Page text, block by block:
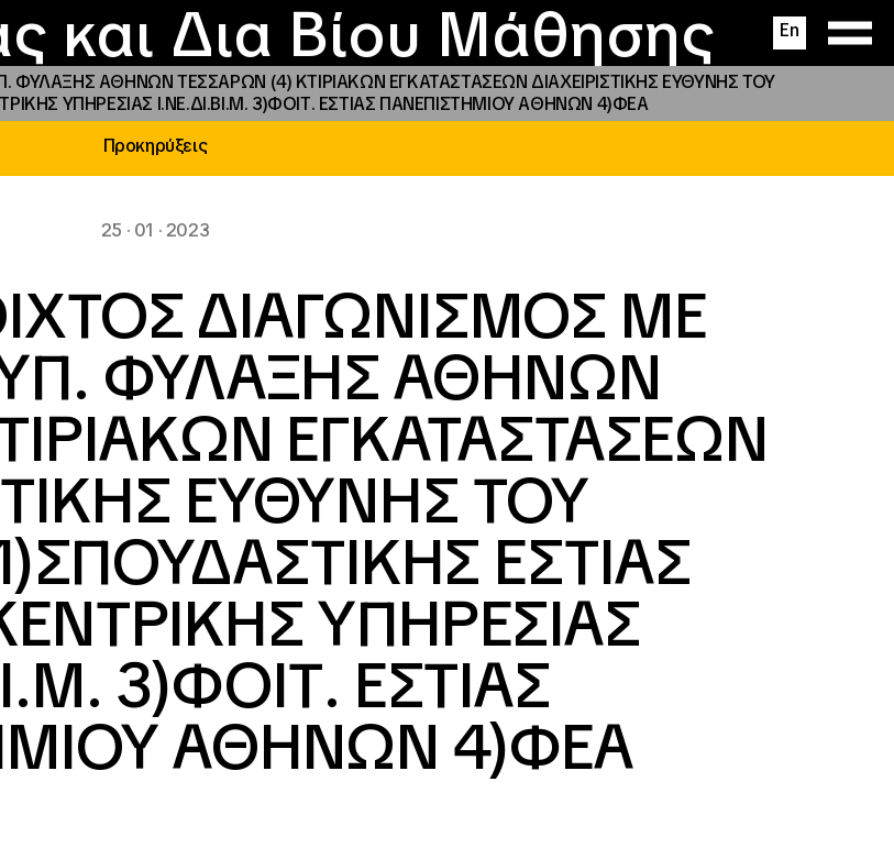
και Δια Βίου Μάθησης En
ΙΝΕΔΙΒΙΜ
και δράσεις
Εστίες
αιγίδας
Νέα
ΦΥΛΑΞΗΣ ΑΘΗΝΩΝ ΤΕΣΣΑΡΩΝ (4) ΚΤΙΡΙΑΚΩΝ ΕΓΚΑΤΑΣΤΑΣΕΩΝ ΔΙΑΧΕΙΡΙΣΤΙΚΗΣ ΕΥΘΥΝΗΣ ΤΟΥ
ΥΠΗΡΕΣΙΑΣ Ι.ΝΕ.ΔΙ.ΒΙ.Μ. 3)ΦΟΙΤ. ΕΣΤΙΑΣ ΠΑΝΕΠΙΣΤΗΜΙΟΥ ΑΘΗΝΩΝ 4)ΦΕΑ
Προκηρύξεις
25 · 01 · 2023
ΔΙΑΓΩΝΙΣΜΟΣ ΜΕ
ΦΥΛΑΞΗΣ ΑΘΗΝΩΝ
ΕΓΚΑΤΑΣΤΑΣΕΩΝ
ΕΥΘΥΝΗΣ ΤΟΥ
ΕΣΤΙΑΣ
ΥΠΗΡΕΣΙΑΣ
3)ΦΟΙΤ. ΕΣΤΙΑΣ
ΑΘΗΝΩΝ 4)ΦΕΑ